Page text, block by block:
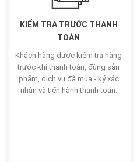
KIỂM TRA TRƯỚC THANH
TOÁN
Khách hàng được kiểm tra hàng
trước khi thanh toán, đúng sản
phẩm, dịch vụ đã mua - ký xác
nhận và tiến hành thanh toán.